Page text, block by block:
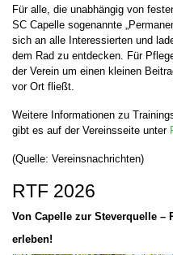
Für alle, die unabhängig von
SC Capelle sogenannte
sich an alle Interessierten und
dem Rad zu entdecken. Für
der Verein um einen kleinen
vor Ort fließt.
Weitere Informationen zu
gibt es auf der Vereinsseite unter
(Quelle: Vereinsnachrichten)
RTF 2026
Von Capelle zur Steverquelle –
erleben!